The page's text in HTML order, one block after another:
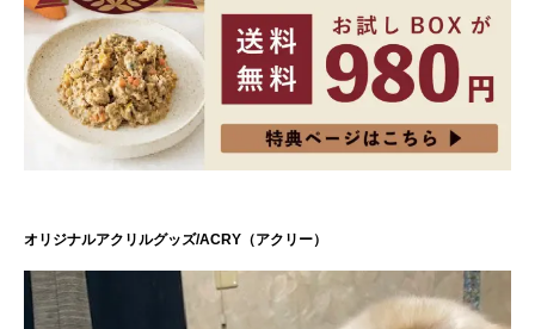
オリジナルアクリルグッズ/ACRY（アクリー）